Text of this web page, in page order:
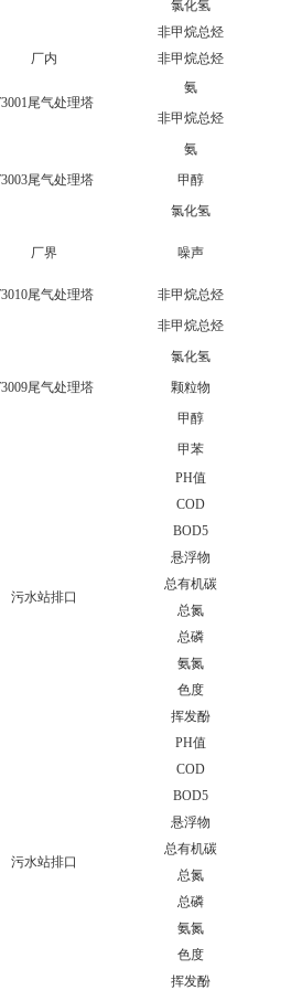
氯化氢
非甲烷总烃
厂内
非甲烷总烃
尾气处理塔
氨
非甲烷总烃
尾气处理塔
氨
甲醇
氯化氢
厂界 噪声
尾气处理塔 非甲烷总烃
尾气处理塔
非甲烷总烃
氯化氢
颗粒物
甲醇
甲苯
污水站排口
PH值
COD
BOD5
悬浮物
总有机碳
总氮
总磷
氨氮
色度
挥发酚
污水站排口
PH值
COD
BOD5
悬浮物
总有机碳
总氮
总磷
氨氮
色度
挥发酚